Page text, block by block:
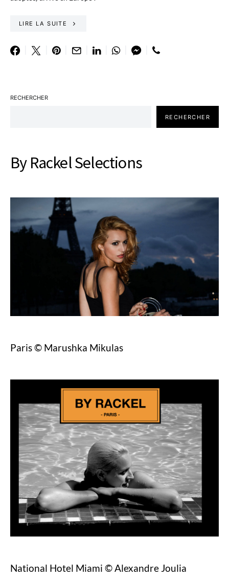
LIRE LA SUITE
RECHERCHER
RECHERCHER
By Rackel Selections
Paris © Marushka Mikulas
National Hotel Miami © Alexandre Joulia